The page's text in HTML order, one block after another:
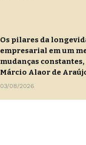
Os pilares da
empresarial em um
mudanças
Márcio Alaor de
03/08/2026